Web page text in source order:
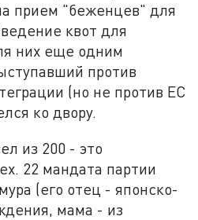
прием "беженцев" для
квот для
них еще одним
против
(но не против ЕС
ко двору.
из 200 - это
22 мандата партии
(его отец - японско-
мама - из